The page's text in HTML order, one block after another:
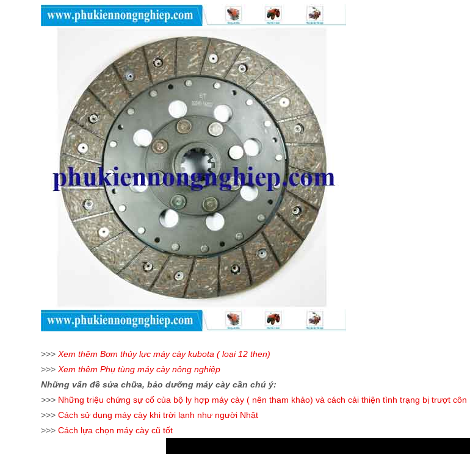
>>> Xem thêm Bơm thủy lực máy cày kubota ( loại 12 then)
>>> Xem thêm Phụ tùng máy cày nông nghiệp
Những vấn đề sửa chữa, bảo dưỡng máy cày cần chú ý:
>>> Những triệu chứng sự cố của bộ ly hợp máy cày ( nên tham khảo) và cách cải thiện tình trạng bị trượt côn
>>> Cách sử dụng máy cày khi trời lạnh như người Nhật
>>> Cách lựa chọn máy cày cũ tốt